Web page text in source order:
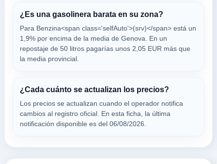
Corso Magenta 25
GENOVA,
16141
ENI 51506
GENOVA,
16141
Buscar en Genova
¿Es una gasolinera barata en su zona?
Para Benzina<span class='selfAuto'>(srv)</span> está un
1,9% por encima de la media de Genova. En un
repostaje de 50 litros pagarías unos 2,05 EUR más que
la media provincial.
¿Cada cuánto se actualizan los precios?
Los precios se actualizan cuando el operador notifica
cambios al registro oficial. En esta ficha, la última
notificación disponible es del 06/08/2026.